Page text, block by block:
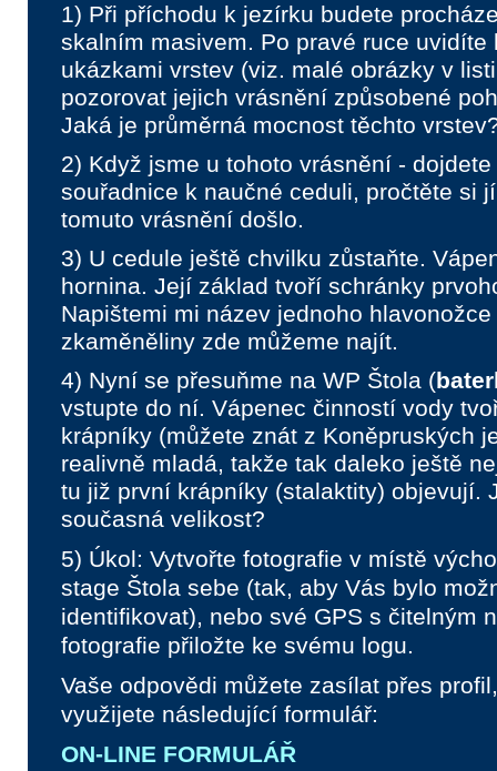
1) Při příchodu k jezírku budete
skalním masivem. Po pravé ruce uvidíte
ukázkami vrstev (viz. malé obrázky v
pozorovat jejich vrásnění způsobené
Jaká je průměrná mocnost těchto
2) Když jsme u tohoto vrásnění -
souřadnice k naučné ceduli, pročtěte si
tomuto vrásnění došlo.
3) U cedule ještě chvilku zůstaňte.
hornina. Její základ tvoří schránky
Napištemi mi název jednoho
zkaměněliny zde můžeme najít.
4) Nyní se přesuňme na WP Štola (
vstupte do ní. Vápenec činností vody
krápníky (můžete znát z Koněpruských
realivně mladá, takže tak daleko ještě
tu již první krápníky (stalaktity) objevují.
současná velikost?
5) Úkol: Vytvořte fotografie v místě
stage Štola sebe (tak, aby Vás bylo
identifikovat), nebo své GPS s čitelným
fotografie přiložte ke svému logu.
Vaše odpovědi můžete zasílat přes
využijete následující formulář:
ON-LINE FORMULÁŘ